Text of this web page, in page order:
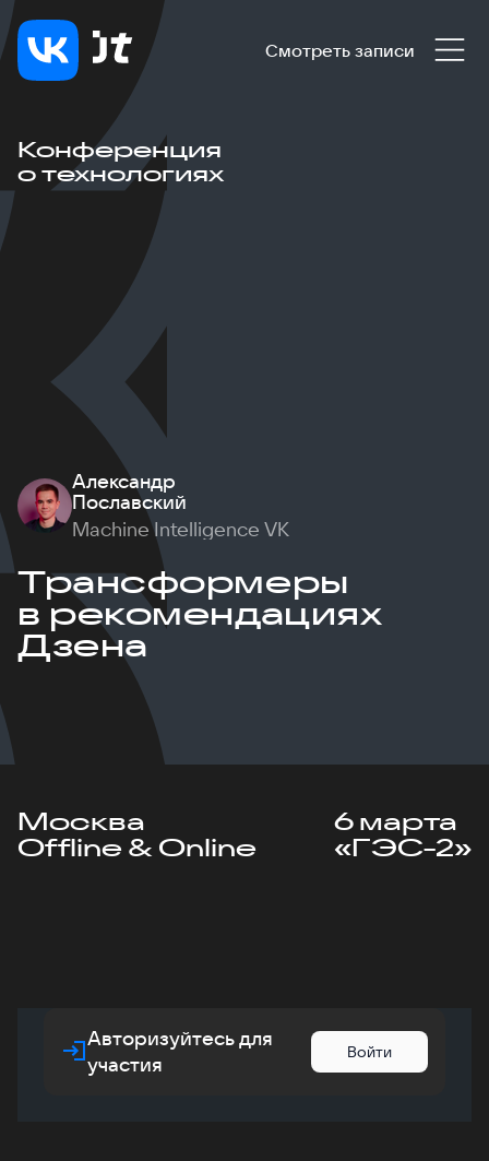
Смотреть записи
Конференция
о технологиях
Александр
Пославский
Machine Intelligence VK
Трансформеры
в рекомендациях
Дзена
Москва
Offline & Online
6 марта
«ГЭС-2»
Авторизуйтесь для
участия
Войти